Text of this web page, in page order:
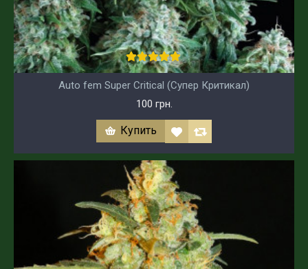
Auto fem Super Critical (Супер Критикал)
100 грн.
Купить